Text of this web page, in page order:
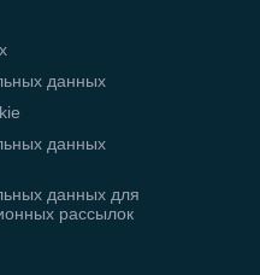
данных
данных
данных для
рассылок